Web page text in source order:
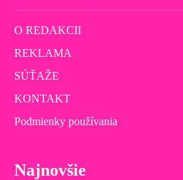
O REDAKCII
REKLAMA
SÚŤAŽE
KONTAKT
Podmienky používania
Najnovšie